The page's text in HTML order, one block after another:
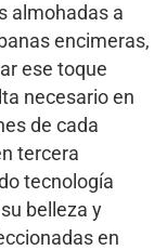
almohadas a
encimeras,
ese toque
necesario en
de cada
tercera
tecnología
belleza y
en